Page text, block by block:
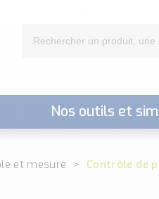
Nos outils et
et mesure Contrôle de